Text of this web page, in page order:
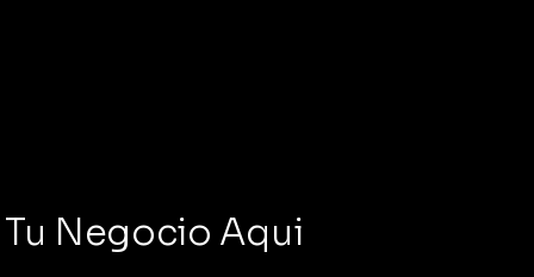
Tu Negocio Aqui